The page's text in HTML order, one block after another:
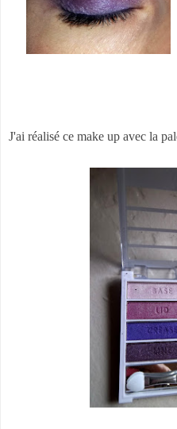
J'ai réalisé ce make up avec la